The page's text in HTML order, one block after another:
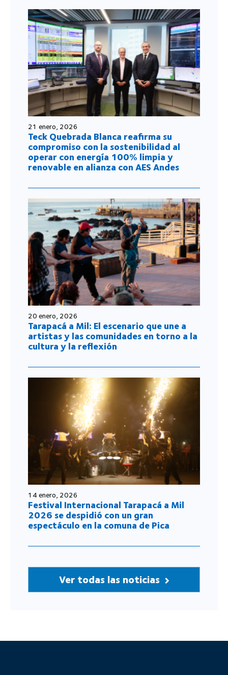
21 enero, 2026
Teck Quebrada Blanca reafirma su
compromiso con la sostenibilidad al
operar con energía 100% limpia y
renovable en alianza con AES Andes
20 enero, 2026
Tarapacá a Mil: El escenario que une a
artistas y las comunidades en torno a la
cultura y la reflexión
14 enero, 2026
Festival Internacional Tarapacá a Mil
2026 se despidió con un gran
espectáculo en la comuna de Pica
Ver todas las noticias